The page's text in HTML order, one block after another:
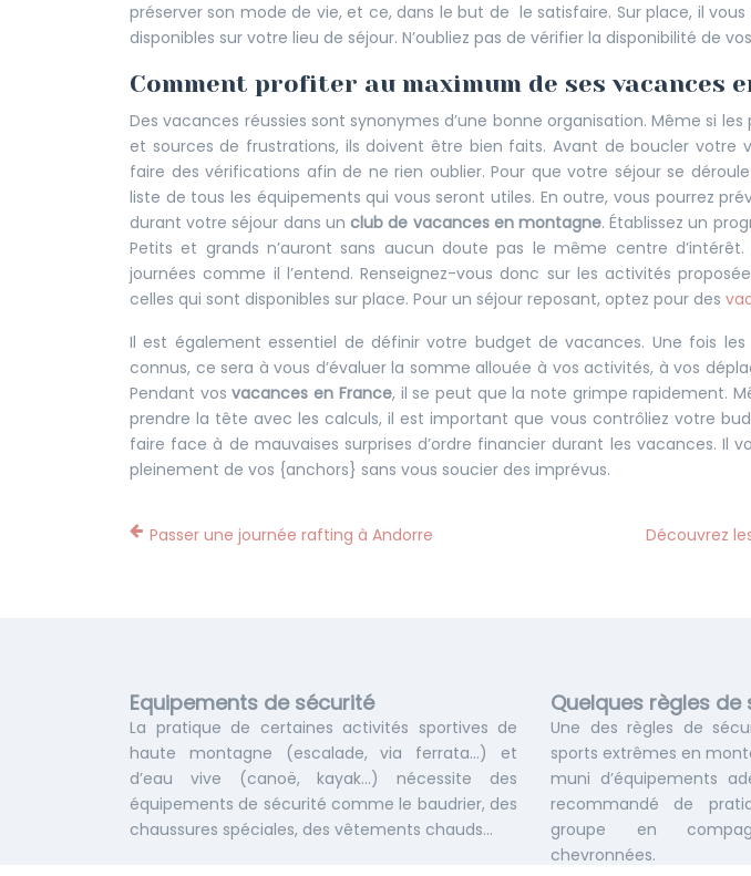
préserver son mode de vie, et ce, dans le but de le satisfaire. Sur place, il
disponibles sur votre lieu de séjour. N’oubliez pas de vérifier la disponibilité de
Comment profiter au maximum de ses vacances
Des vacances réussies sont synonymes d’une bonne organisation. Même si
et sources de frustrations, ils doivent être bien faits. Avant de boucler votre
faire des vérifications afin de ne rien oublier. Pour que votre séjour se
liste de tous les équipements qui vous seront utiles. En outre, vous pourrez
durant votre séjour dans unclub de vacances en montagne. Établissez un
Petits et grands n’auront sans aucun doute pas le même centre
journées comme il l’entend. Renseignez-vous donc sur les activités
celles qui sont disponibles sur place. Pour un séjour reposant, optez pour des
Il est également essentiel de définir votre budget de vacances. Une fois
connus, ce sera à vous d’évaluer la somme allouée à vos activités, à vos
Pendant vosvacances en France, il se peut que la note grimpe rapidement.
prendre la tête avec les calculs, il est important que vous contrôliez votre
faire face à de mauvaises surprises d’ordre financier durant les vacances. Il
pleinement de vos {anchors} sans vous soucier des imprévus.
Passer une journée rafting à Andorre
Découvrez
Equipements de sécurité
La pratique de certaines activités sportives de
haute montagne (escalade, via ferrata…) et
d’eau vive (canoë, kayak…) nécessite des
équipements de sécurité comme le baudrier, des
chaussures spéciales, des vêtements chauds…
Quelques règles de
Une des règles de
sports extrêmes en
muni d’équipements
recommandé de
groupe en
chevronnées.